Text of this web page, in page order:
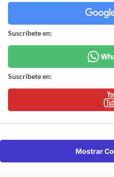
Suscríbete en:
Suscríbete en:
Mostrar